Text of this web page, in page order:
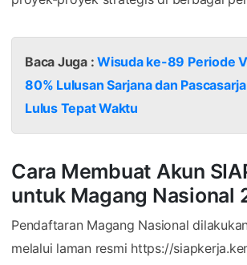
Baca Juga :Wisuda ke-89 Periode
80% Lulusan Sarjana dan
Lulus Tepat Waktu
Cara Membuat Akun
untuk Magang Nasional
Pendaftaran Magang Nasional
melalui laman resmi https://